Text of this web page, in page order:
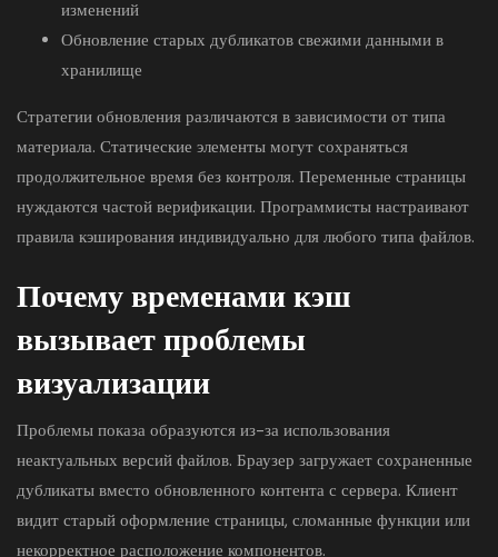
изменений
Обновление старых дубликатов свежими данными в
хранилище
Стратегии обновления различаются в зависимости от типа
материала. Статические элементы могут сохраняться
продолжительное время без контроля. Переменные страницы
нуждаются частой верификации. Программисты настраивают
правила кэширования индивидуально для любого типа файлов.
Почему временами кэш
вызывает проблемы
визуализации
Проблемы показа образуются из-за использования
неактуальных версий файлов. Браузер загружает сохраненные
дубликаты вместо обновленного контента с сервера. Клиент
видит старый оформление страницы, сломанные функции или
некорректное расположение компонентов.